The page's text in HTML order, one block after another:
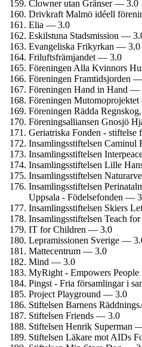
Clowner utan Gränser — 3.0
Drivkraft Malmö idéell
Elia — 3.0
Eskilstuna Stadsmission —
Evangeliska Frikyrkan — 3.0
Frilufts­främjandet — 3.0
Föreningen Alla Kvinnors
Föreningen Framtidsjorden
Föreningen Hand in Hand —
Föreningen
Föreningen Rädda
Förenings­alliansen Gnosjö
Geriatriska Fonden -
Insamlings­stiftelsen
Insamlings­stiftelsen
Insamlings­stiftelsen Lille
Insamlings­stiftelsen
Insamlings­stiftelsen
Uppsala - Födelsefonden —
Insamlings­stiftelsen Skiers
Insamlings­stiftelsen Teach
IT for Children — 3.0
Lepramissionen Sverige —
Mattecentrum — 3.0
Mind — 3.0
MyRight - Empowers
Pingst - Fria församlingar i
Project Playground — 3.0
Stiftelsen Barnens
Stiftelsen Friends — 3.0
Stiftelsen Henrik Superman
Stiftelsen Läkare mot AIDs